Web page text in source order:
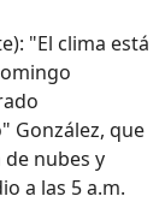
"El clima está
González, que
nubes y
a las 5 a.m.